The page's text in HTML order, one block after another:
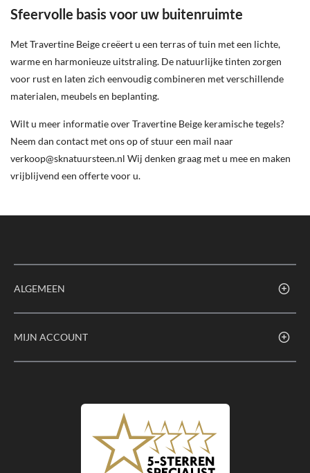
Sfeervolle basis voor uw buitenruimte
Met Travertine Beige creëert u een terras of tuin met een lichte,
warme en harmonieuze uitstraling. De natuurlijke tinten zorgen
voor rust en laten zich eenvoudig combineren met verschillende
materialen, meubels en beplanting.
Wilt u meer informatie over Travertine Beige keramische tegels?
Neem dan contact met ons op of stuur een mail naar
verkoop@sknatuursteen.nl Wij denken graag met u mee en maken
vrijblijvend een offerte voor u.
ALGEMEEN
MIJN ACCOUNT